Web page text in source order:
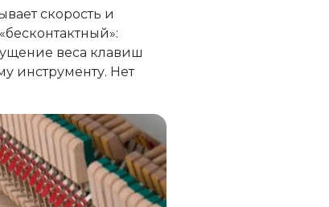
скорость и
веса клавиш
инструменту. Нет